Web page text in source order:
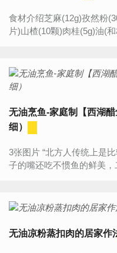
食材介绍芝麻(12g)孜然粉
片)山楂(10颗)肉桂(5g)油(
无油烹鱼-家庭制【西湖
细）
3张图片 “北方人传统上是比较少吃鱼的，一是，吃惯了大蒜辣
子的嘴还吃不惯鱼的鲜美
无油凉粉蒸扣肉的居家作